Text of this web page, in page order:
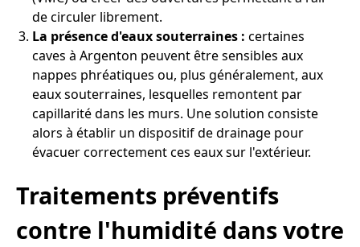
de circuler librement.
La présence d'eaux souterraines : certaines
caves à Argenton peuvent être sensibles aux
nappes phréatiques ou, plus généralement, aux
eaux souterraines, lesquelles remontent par
capillarité dans les murs. Une solution consiste
alors à établir un dispositif de drainage pour
évacuer correctement ces eaux sur l'extérieur.
Traitements préventifs
contre l'humidité dans votre